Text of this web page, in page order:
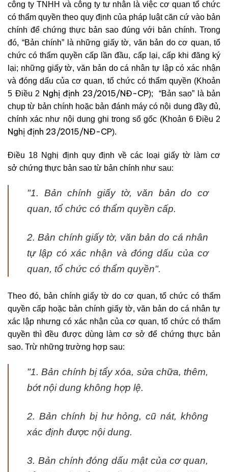
công ty TNHH và công ty tư nhân là việc cơ quan tổ chức
có thẩm quyền theo quy định của pháp luật căn cứ vào bản
chính để chứng thực bản sao đúng với bản chính. Trong
đó, “Bản chính” là những giấy tờ, văn bản do cơ quan, tổ
chức có thẩm quyền cấp lần đầu, cấp lại, cấp khi đăng ký
lại; những giấy tờ, văn bản do cá nhân tự lập có xác nhận
và đóng dấu của cơ quan, tổ chức có thẩm quyền (Khoản
5 Điều 2 Nghị định 23/2015/NĐ-CP); “Bản sao” là bản
chụp từ bản chính hoặc bản đánh máy có nội dung đầy đủ,
chính xác như nội dung ghi trong sổ gốc (Khoản 6 Điều 2
Nghị định 23/2015/NĐ-CP).
Điều 18 Nghị định quy định về các loại giấy tờ làm cơ
sở chứng thực bản sao từ bản chính như sau:
"1. Bản chính giấy tờ, văn bản do cơ
quan, tổ chức có thẩm quyền cấp.
2. Bản chính giấy tờ, văn bản do cá nhân
tự lập có xác nhận và đóng dấu của cơ
quan, tổ chức có thẩm quyền".
Theo đó, bản chính giấy tờ do cơ quan, tổ chức có thẩm
quyền cấp hoặc bản chính giấy tờ, văn bản do cá nhân tự
xác lập nhưng có xác nhận của cơ quan, tổ chức có thẩm
quyền thì đều được dùng làm cơ sở để chứng thực bản
sao. Trừ những trường hợp sau:
"1. Bản chính bị tẩy xóa, sửa chữa, thêm,
bớt nội dung không hợp lệ.
2. Bản chính bị hư hỏng, cũ nát, không
xác định được nội dung.
3. Bản chính đóng dấu mật của cơ quan,